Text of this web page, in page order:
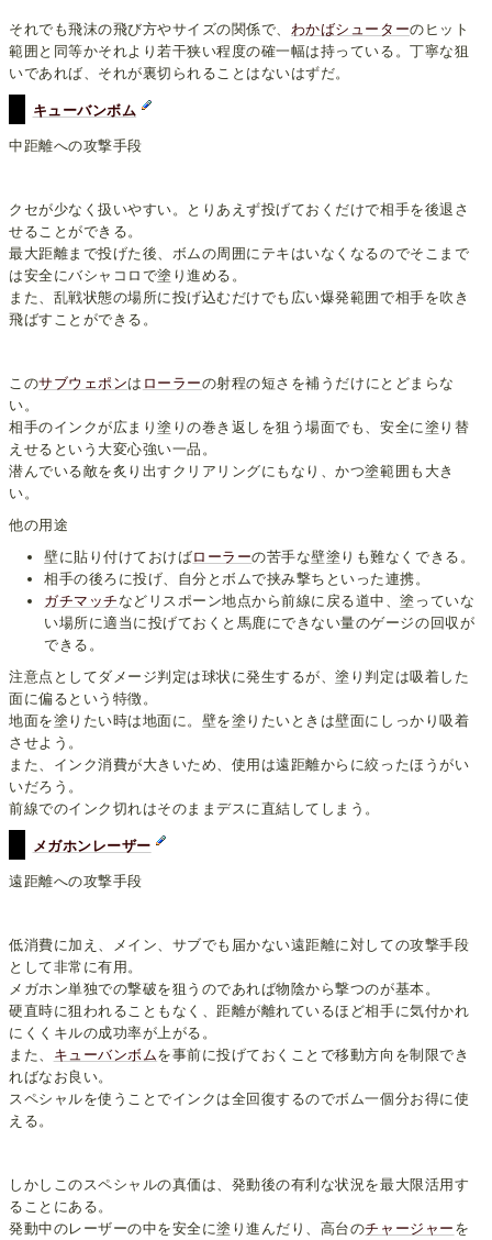
それでも飛沫の飛び方やサイズの関係で、 わかばシューターのヒット
範囲と同等かそれより若干狭い程度の確一幅は持っている。丁寧な狙
いであれば、それが裏切られることはないはずだ。
キューバンボム
中距離への攻撃手段
クセが少なく扱いやすい。とりあえず投げておくだけで相手を後退さ
せることができる。
最大距離まで投げた後、ボムの周囲にテキはいなくなるのでそこまで
は安全にバシャコロで塗り進める。
また、乱戦状態の場所に投げ込むだけでも広い爆発範囲で相手を吹き
飛ばすことができる。
このサブウェポンは ローラーの射程の短さを補うだけにとどまらな
い。
相手のインクが広まり塗りの巻き返しを狙う場面でも、安全に塗り替
えせるという大変心強い一品。
潜んでいる敵を炙り出すクリアリングにもなり、かつ塗範囲も大き
い。
他の用途
壁に貼り付けておけばローラーの苦手な壁塗りも難なくできる。
相手の後ろに投げ、自分とボムで挟み撃ちといった連携。
ガチマッチ などリスポーン地点から前線に戻る道中、塗っていな
い場所に適当に投げておくと馬鹿にできない量のゲージの回収が
できる。
注意点としてダメージ判定は球状に発生するが、塗り判定は吸着した
面に偏るという特徴。
地面を塗りたい時は地面に。壁を塗りたいときは壁面にしっかり吸着
させよう。
また、インク消費が大きいため、使用は遠距離からに絞ったほうがい
いだろう。
前線でのインク切れはそのままデスに直結してしまう。
メガホンレーザー
遠距離への攻撃手段
低消費に加え、メイン、サブでも届かない遠距離に対しての攻撃手段
として非常に有用。
メガホン単独での撃破を狙うのであれば物陰から撃つのが基本。
硬直時に狙われることもなく、距離が離れているほど相手に気付かれ
にくくキルの成功率が上がる。
また、 キューバンボムを事前に投げておくことで移動方向を制限でき
ればなお良い。
スペシャルを使うことでインクは全回復するのでボム一個分お得に使
える。
しかしこのスペシャルの真価は、発動後の有利な状況を最大限活用す
ることにある。
発動中のレーザーの中を安全に塗り進んだり、高台のチャージャー を